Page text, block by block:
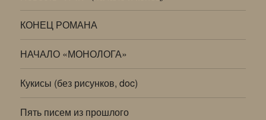
КОНЕЦ РОМАНА
НАЧАЛО «МОНОЛОГА»
Кукисы (без рисунков, doc)
Пять писем из прошлого